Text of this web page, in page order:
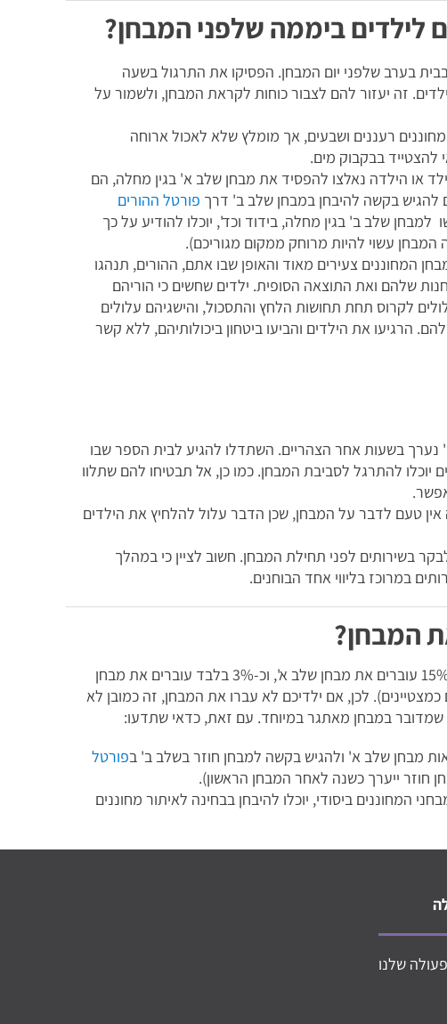
לילדים ביממה שלפני המבחן?
בבית בערב שלפני יום המבחן. הפסיקו את התרגול בשעה
זה יעזור להם לצבור כוחות לקראת המבחן, ולשמור על
רעננים ושבעים, אך מומלץ שלא לאכול ארוחה
להצטייד בבקבוק מים.
או הילדה נאלצו להפסיד את מבחן שלב א' בגין מחלה, הם
להגיש בקשה להיבחן במבחן שלב ב' דרך פורטל ההורים
למבחן שלב ב' בגין מחלה, בידוד וכד', יוכלו להודיע על כך
המבחן עשוי להיות מרוחק ממקום מגוריכם).
המחוננים צעירים מאוד והאופן שבו אתם, ההורים, תנהגו
שלהם ואת התוצאה הסופית. ילדים שחשים כי הוריהם
לקרוס תחת תחושות הלחץ והתסכול, והישגיהם עלולים
הרגיעו את הילדים והביעו ביטחון ביכולותיהם, ללא קשר
נערך בשעות אחר הצהריים. השתדלו להגיע לבית הספר שבו
יוכלו להתרגל לסביבת המבחן. כמו כן, אל תבטיחו להם שתלוו
טעם לדבר על המבחן, שכן הדבר עלול להלחיץ את הילדים
בשירותים לפני תחילת המבחן. חשוב לציין כי במהלך
במרוכז בליווי אחד הבוחנים.
המבחן?
מעט תלמידים עוברים את מבחני המחוננים - כ-15% עוברים את מבחן שלב א', וכ-3% בלבד עוברים את מבחן
(5% נוספים מוגדרים כמצטיינים). לכן, אם ילדיכם לא עברו את המבחן, זה כמובן לא
שמדובר במבחן מאתגר במיוחד. עם זאת, כדאי שתדעו:
מבחן שלב א' ולהגיש בקשה למבחן חוזר בשלב ב' בפורטל
חוזר ייערך כשנה לאחר המבחן הראשון).
המחוננים ביסודי, יוכלו להיבחן בבחינה לאיתור מחוננים
שלנו